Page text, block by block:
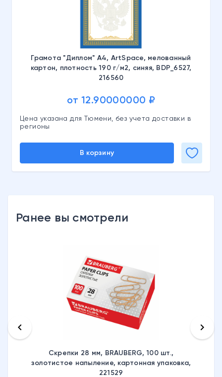
Грамота "Диплом" А4, ArtSpace, мелованный
картон, плотность 190 г/м2, синяя, BDP_6527,
216560
от 12.90000000 ₽
Цена указана для Тюмени, без учета доставки в
регионы
В корзину
Ранее вы смотрели
Скрепки 28 мм, BRAUBERG, 100 шт.,
золотистое напыление, картонная упаковка,
221529
keyboard_arrow_left keyboard_arrow_right